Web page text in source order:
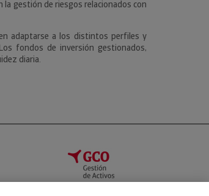
la gestión de riesgos relacionados con
adaptarse a los distintos perfiles y
fondos de inversión gestionados,
diaria.